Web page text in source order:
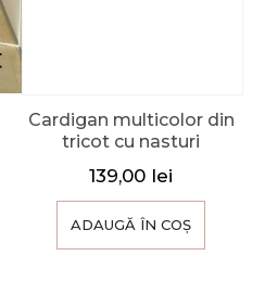
Cardigan multicolor din
tricot cu nasturi
139,00 lei
ADAUGĂ ÎN COȘ